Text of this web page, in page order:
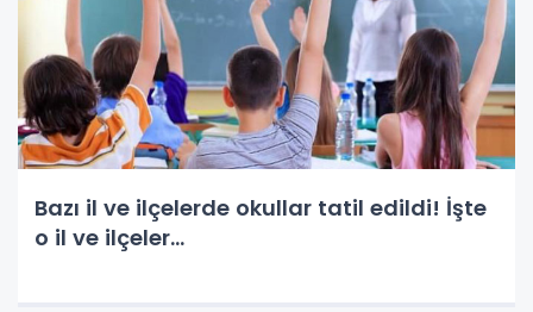
Bazı il ve ilçelerde okullar tatil edildi! İşte
o il ve ilçeler...